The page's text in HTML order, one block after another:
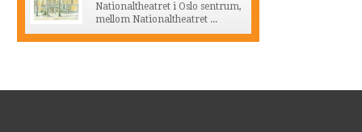
Nationaltheatret i Oslo sentrum,
mellom Nationaltheatret ...